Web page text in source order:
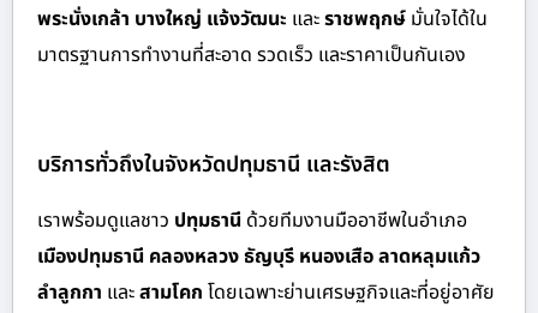
พระนั่งเกล้า บางใหญ่ แจ้งวัฒนะ และราชพฤกษ์ มั่นใจได้ใน
มาตรฐานการทำงานที่สะอาด รวดเร็ว และราคาเป็นกันเอง
บริการทั่วถึงในจังหวัดปทุมธานี และรังสิต
เราพร้อมดูแลชาว ปทุมธานี ด้วยทีมงานมืออาชีพในอำเภอ
เมืองปทุมธานี คลองหลวง ธัญบุรี หนองเสือ ลาดหลุมแก้ว
ลำลูกกา และสามโคก โดยเฉพาะย่านเศรษฐกิจและที่อยู่อาศัย